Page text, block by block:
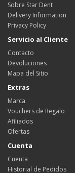
Sobre Star Dent
Delivery Information
Privacy Policy
Servicio al Cliente
Contacto
Devoluciones
Mapa del Sitio
Extras
Marca
Vouchers de Regalo
Afiliados
Ofertas
Cuenta
Cuenta
Historial de Pedidos